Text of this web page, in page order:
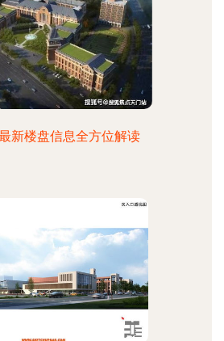
新楼盘信息全方位解读